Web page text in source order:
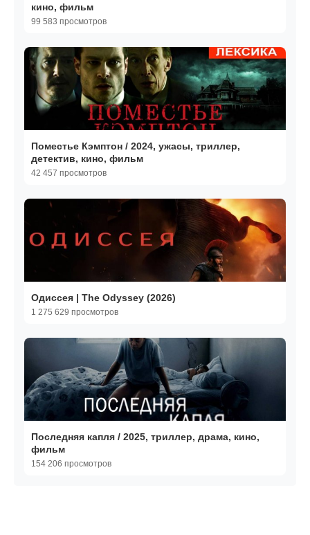
кино, фильм
99 583 просмотров
Поместье Кэмптон / 2024, ужасы, триллер,
детектив, кино, фильм
42 457 просмотров
Одиссея | The Odyssey (2026)
1 275 629 просмотров
Последняя капля / 2025, триллер, драма, кино,
фильм
154 206 просмотров